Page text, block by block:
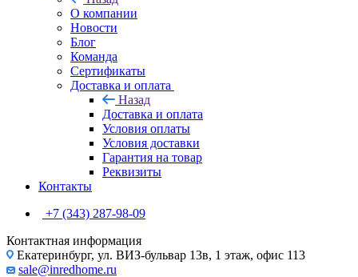
О компании
Новости
Блог
Команда
Сертификаты
Доставка и оплата
Назад
Доставка и оплата
Условия оплаты
Условия доставки
Гарантия на товар
Реквизиты
Контакты
+7 (343) 287-98-09
Контактная информация
Екатеринбург, ул. ВИЗ-бульвар 13в, 1 этаж, офис 113
sale@inredhome.ru